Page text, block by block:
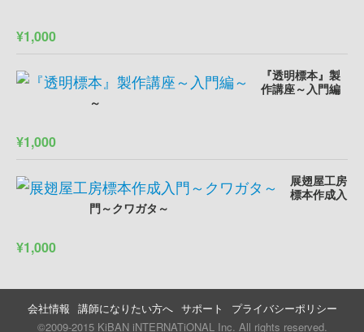
¥1,000
『透明標本』製
作講座～入門編
～
¥1,000
展翅屋工房
標本作成入
門～クワガタ～
¥1,000
会社情報 講師になりたい方へ サポート
プライバシーポリシー
©2009-2015 KiBAN iNTERNATiONAL Inc. All rights reserved.